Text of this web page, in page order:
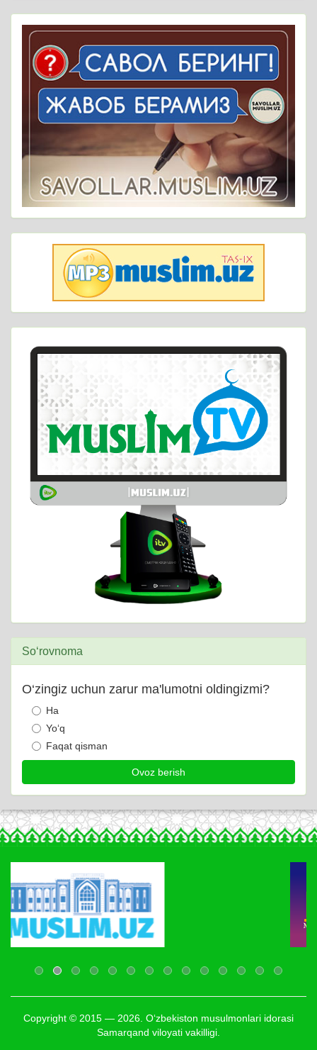
So‘rovnoma
O‘zingiz uchun zarur ma'lumotni oldingizmi?
Ha
Yo‘q
Faqat qisman
Copyright © 2015 — 2026. O‘zbekiston musulmonlari idorasi
Samarqand viloyati vakilligi.